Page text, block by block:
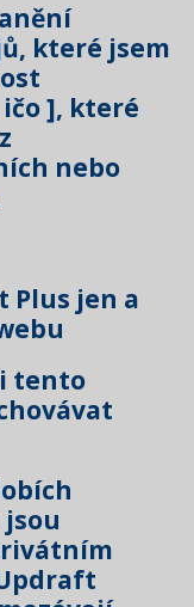
které jsem
], které
nebo
Plus jen a
tento